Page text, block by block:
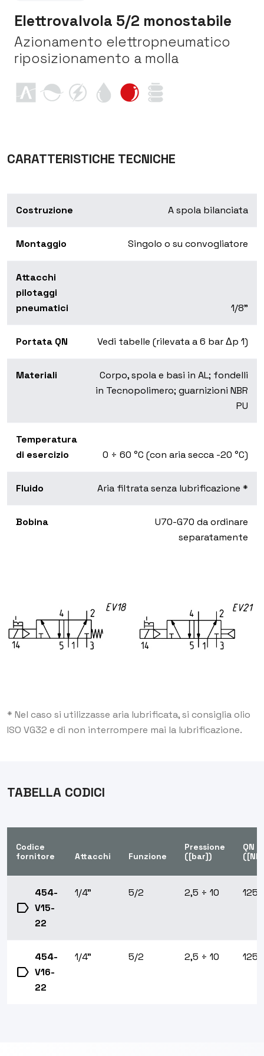
Elettrovalvola 5/2 monostabile
Azionamento elettropneumatico
riposizionamento a molla
CARATTERISTICHE TECNICHE
Costruzione A spola bilanciata
Montaggio Singolo o su convogliatore
Attacchi
pilotaggi
pneumatici
1/8”
Portata QN Vedi tabelle (rilevata a 6 bar Δp 1)
Materiali
Corpo, spola e basi in AL; fondelli
in Tecnopolimero; guarnizioni NBR
PU
Temperatura
di esercizio
0 ÷ 60 °C (con aria secca -20 °C)
Fluido Aria filtrata senza lubrificazione *
Bobina
U70-G70 da ordinare
separatamente
* Nel caso si utilizzasse aria lubrificata, si consiglia olio
ISO VG32 e di non interrompere mai la lubrificazione.
TABELLA CODICI
Codice
fornitore
Attacchi Funzione
Pressione
([bar])
QN
([Nl/
label
454-
V15-
22
1/4" 5/2 2,5 ÷ 10 1250
label
454-
V16-
22
1/4" 5/2 2,5 ÷ 10 1250